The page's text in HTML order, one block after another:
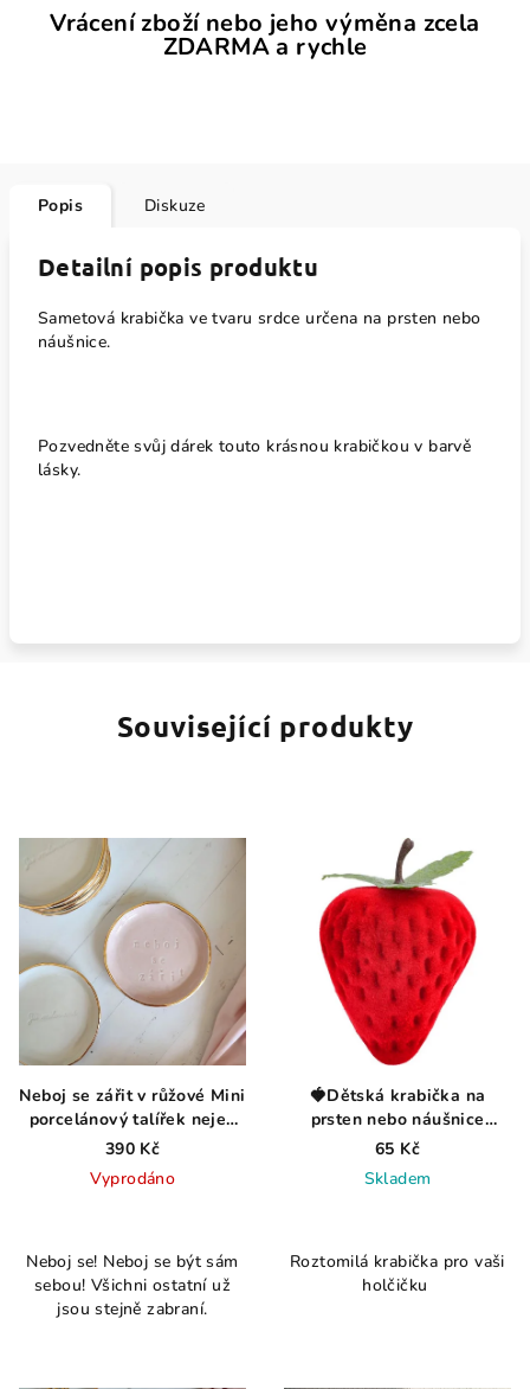
Vrácení zboží nebo jeho výměna zcela
ZDARMA a rychle
Popis Diskuze
Detailní popis produktu
Sametová krabička ve tvaru srdce určena na prsten nebo
náušnice.
Pozvedněte svůj dárek touto krásnou krabičkou v barvě
lásky.
Související produkty
Neboj se zářit v růžové Mini
porcelánový talířek nejen
na šperky
390 Kč
Vyprodáno
Neboj se! Neboj se být sám
sebou! Všichni ostatní už
jsou stejně zabraní.
🍓Dětská krabička na
prsten nebo náušnice
Jahoda
65 Kč
Skladem
Roztomilá krabička pro vaši
holčičku